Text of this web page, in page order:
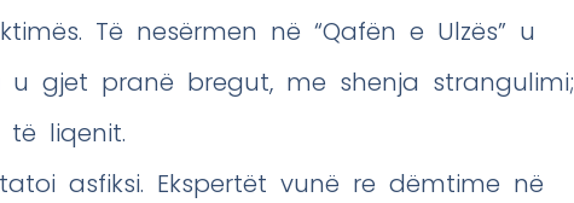
Të nesërmen në “Qafën e Ulzës” u
u gjet pranë bregut, me shenja strangulimi;
liqenit.
asfiksi. Ekspertët vunë re dëmtime në